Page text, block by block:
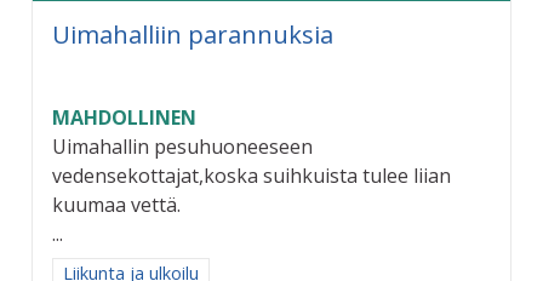
Uimahalliin parannuksia
MAHDOLLINEN
Uimahallin pesuhuoneeseen
vedensekottajat,koska suihkuista tulee liian
kuumaa vettä.
...
Rajaa tulokset aihepiirin mukaan: Liikunta ja ulkoilu
Liikunta ja ulkoilu